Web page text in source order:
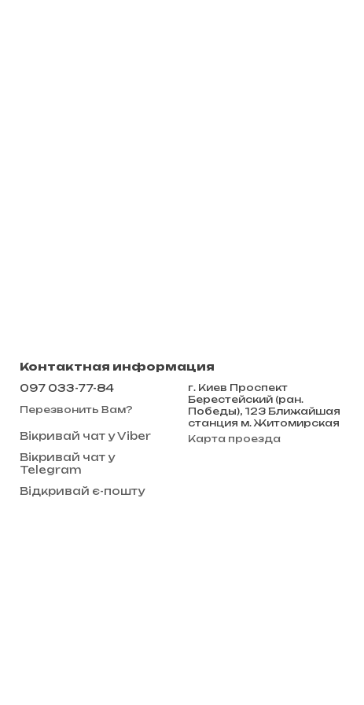
Контактная информация
097 033-77-84
Перезвонить Вам?
Вікривай чат у Viber
Вікривай чат у
Telegram
Відкривай є-пошту
г. Киев Проспект
Берестейский (ран.
Победы), 123 Ближайшая
станция м. Житомирская
Карта проезда